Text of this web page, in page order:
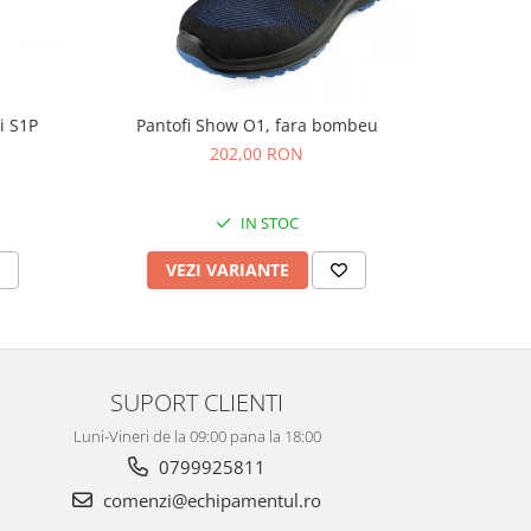
S1P
Pantofi Show O1, fara bombeu
202,00 RON
IN STOC
VEZI VARIANTE
SUPORT CLIENTI
Luni-Vineri de la 09:00 pana la 18:00
0799925811
comenzi@echipamentul.ro